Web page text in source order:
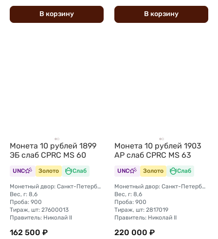
В корзину В корзину
Монета 10 рублей 1899
ЭБ слаб CPRC MS 60
UNC Золото Слаб
Монетный двор: Санкт-Петербургский монетный двор
Вес, г: 8,6
Проба: 900
Тираж, шт: 27600013
Правитель: Николай II
162 500 ₽
Монета 10 рублей 1903
АР слаб CPRC MS 63
UNC Золото Слаб
Монетный двор: Санкт-Петербургский монетный двор
Вес, г: 8,6
Проба: 900
Тираж, шт: 2817019
Правитель: Николай II
220 000 ₽